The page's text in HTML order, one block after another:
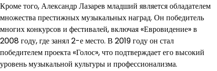
Кроме того, Александр Лазарев младший является обладателем
множества престижных музыкальных наград. Он победитель
многих конкурсов и фестивалей, включая «Евровидение» в
2008 году, где занял 2-е место. В 2019 году он стал
победителем проекта «Голос», что подтверждает его высокий
уровень музыкальной культуры и профессионализма.